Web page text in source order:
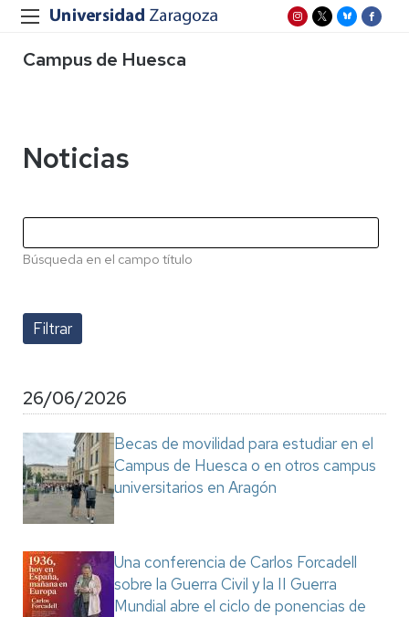
Campus de Huesca
Noticias
Búsqueda en el campo título
26/06/2026
Becas de movilidad para estudiar en el
Campus de Huesca o en otros campus
universitarios en Aragón
Una conferencia de Carlos Forcadell
sobre la Guerra Civil y la II Guerra
Mundial abre el ciclo de ponencias de